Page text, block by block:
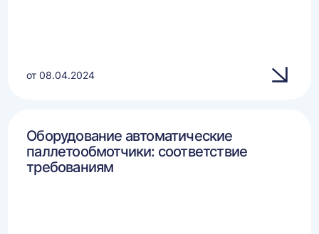
от 08.04.2024
Оборудование автоматические
паллетообмотчики: соответствие
требованиям